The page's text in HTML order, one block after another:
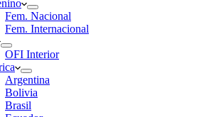
Fem. Nacional
Fem. Internacional
OFI Interior
Argentina
Bolivia
Brasil